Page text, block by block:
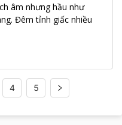
âm nhưng hầu như
Đêm tỉnh giấc nhiều
4 5